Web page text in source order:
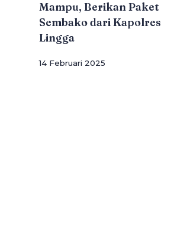
Mampu, Berikan Paket
Sembako dari Kapolres
Lingga
14 Februari 2025